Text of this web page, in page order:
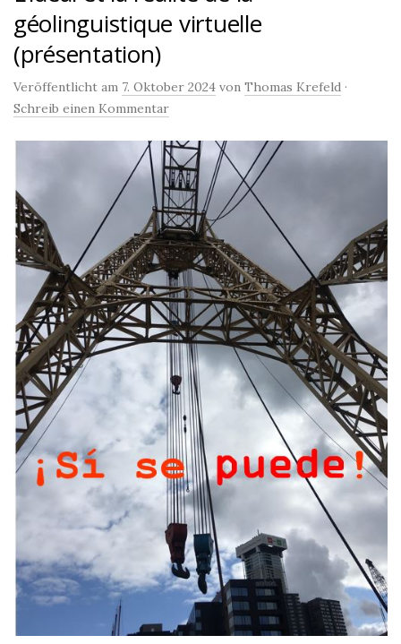
géolinguistique virtuelle
(présentation)
Veröffentlicht am 7. Oktober 2024 von Thomas Krefeld ·
Schreib einen Kommentar